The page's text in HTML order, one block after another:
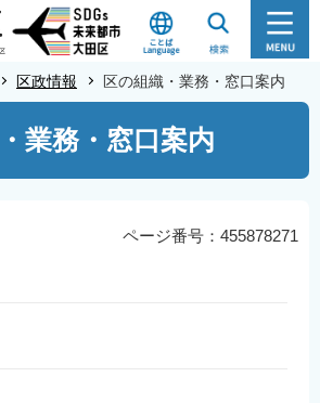
区政情報 区の組織・業務・窓口案内
業務・窓口案内
ページ番号：455878271